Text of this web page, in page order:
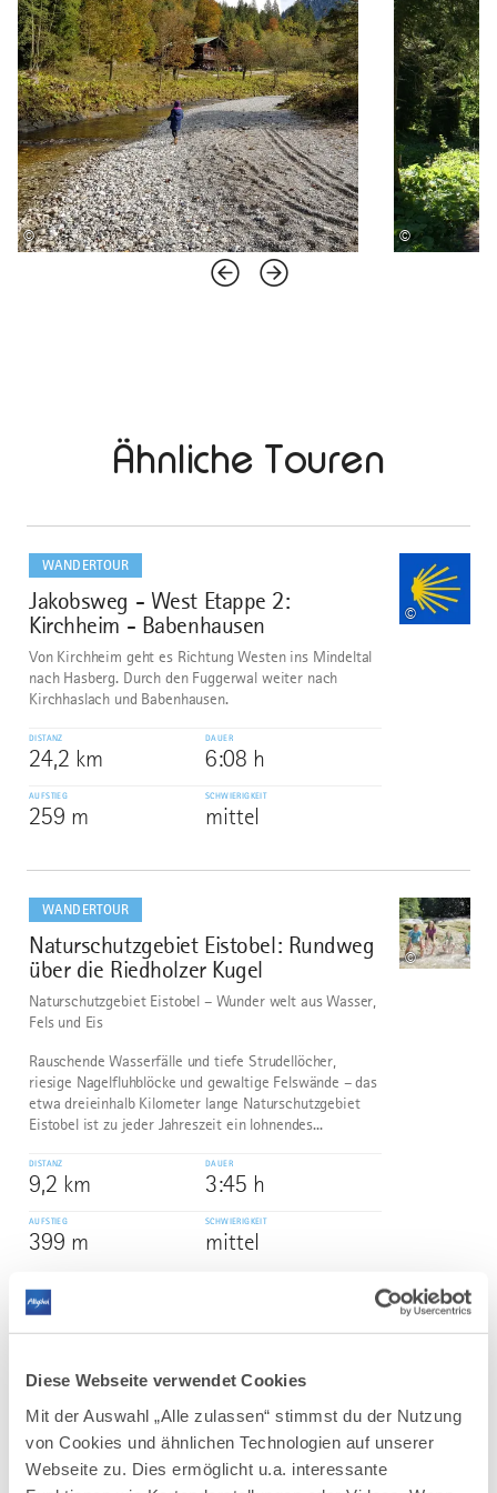
Diese Webseite verwendet Cookies
Mit der Auswahl „Alle zulassen“ stimmst du der Nutzung
von Cookies und ähnlichen Technologien auf unserer
Webseite zu. Dies ermöglicht u.a. interessante
© ©
Ähnliche Touren
WANDERTOUR
1
Jakobsweg - West Etappe 2:
Kirchheim - Babenhausen
©
Von Kirchheim geht es Richtung Westen ins Mindeltal
nach Hasberg. Durch den Fuggerwal weiter nach
Kirchhaslach und Babenhausen.
DISTANZ
24,2 km
DAUER
6:08 h
AUFSTIEG
259 m
SCHWIERIGKEIT
mittel
dazu
WANDERTOUR
2
Naturschutzgebiet Eistobel: Rundweg
über die Riedholzer Kugel
©
Naturschutzgebiet Eistobel – Wunder welt aus Wasser,
Fels und Eis
Rauschende Wasserfälle und tiefe Strudellöcher,
riesige Nagelfluhblöcke und gewaltige Felswände – das
etwa dreieinhalb Kilometer lange Naturschutzgebiet
Eistobel ist zu jeder Jahreszeit ein lohnendes...
DISTANZ
9,2 km
DAUER
3:45 h
AUFSTIEG
399 m
SCHWIERIGKEIT
mittel
dazu
WANDERTOUR
Bad Wurzach | Wanderweg Nr. 5 –
Käserei-Tour – zusehen, staunen und
probieren
Diese schöne Wanderung führt uns durch den
Stadtwald zum Käserei-Museum in Gospoldshofen und
mehr
dazu